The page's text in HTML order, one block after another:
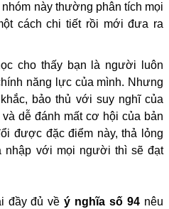
này thường phân tích mọi
cách chi tiết rồi mới đưa ra
cho thấy bạn là người luôn
năng lực của mình. Nhưng
bảo thủ với suy nghĩ của
dễ đánh mất cơ hội của bản
được đặc điểm này, thả lỏng
nhập với mọi người thì sẽ đạt
đầy đủ về ý nghĩa số 94 nêu